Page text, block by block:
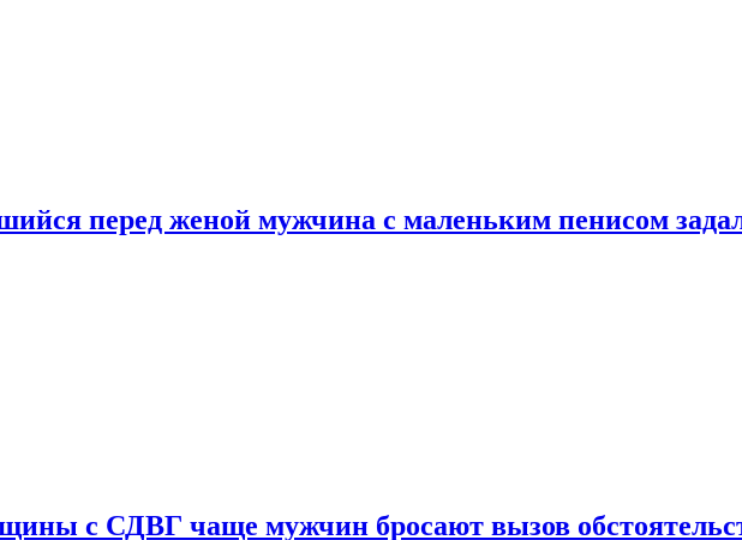
перед женой мужчина с маленьким пенисом
с СДВГ чаще мужчин бросают вызов